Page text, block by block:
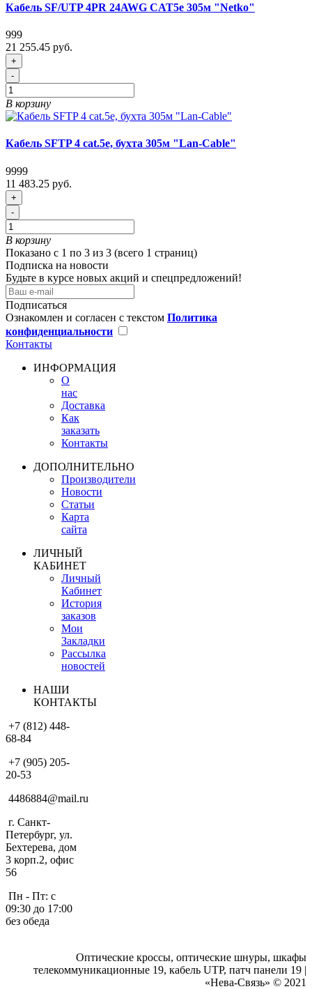
Кабель SF/UTP 4PR 24AWG CAT5e 305м "Netko"
999
21 255.45 руб.
+
-
В корзину
Кабель SFTP 4 cat.5e, бухта 305м "Lan-Cable"
9999
11 483.25 руб.
+
-
В корзину
Показано с 1 по 3 из 3 (всего 1 страниц)
Подписка на новости
Будьте в курсе новых акций и спецпредложений!
Подписаться
Ознакомлен и согласен с текстом Политика
конфиденциальности
Контакты
ИНФОРМАЦИЯ
О
нас
Доставка
Как
заказать
Контакты
ДОПОЛНИТЕЛЬНО
Производители
Новости
Статьи
Карта
сайта
ЛИЧНЫЙ
КАБИНЕТ
Личный
Кабинет
История
заказов
Мои
Закладки
Рассылка
новостей
НАШИ
КОНТАКТЫ
+7 (812) 448-
68-84
+7 (905) 205-
20-53
4486884@mail.ru
г. Санкт-
Петербург, ул.
Бехтерева, дом
3 корп.2, офис
56
Пн - Пт: с
09:30 до 17:00
без обеда
Оптические кроссы, оптические шнуры, шкафы
телекоммуникационные 19, кабель UTP, патч панели 19 |
«Нева-Связь» © 2021